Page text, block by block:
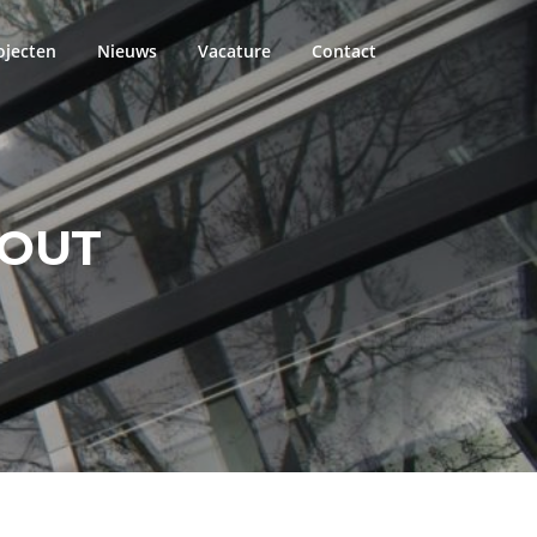
Nieuws Vacature Contact